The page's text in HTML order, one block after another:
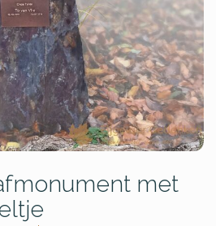
met